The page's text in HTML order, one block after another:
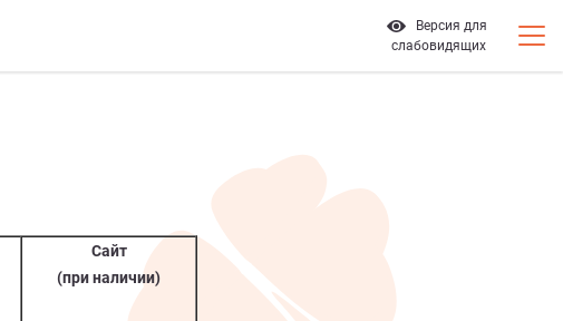
Версия для
слабовидящих
Сайт
(при наличии)